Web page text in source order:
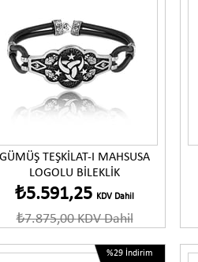
GÜMÜŞ TEŞKİLAT-I MAHSUSA
LOGOLU BİLEKLİK
₺5.591,25 KDV Dahil
₺7.875,00KDV Dahil
Ürünü İncele
%29 İndirim